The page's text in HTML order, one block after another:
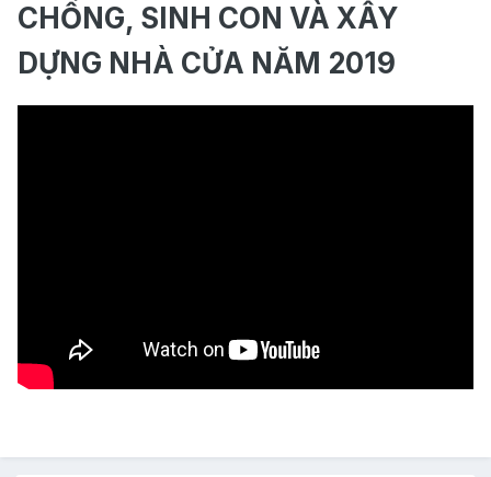
CHỒNG, SINH CON VÀ XÂY
DỰNG NHÀ CỬA NĂM 2019